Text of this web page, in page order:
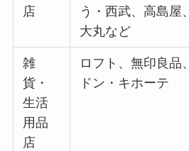
店
う・西武、高島屋、
大丸など
雑
貨・
生活
用品
店
ロフト、無印良品、
ドン・キホーテ